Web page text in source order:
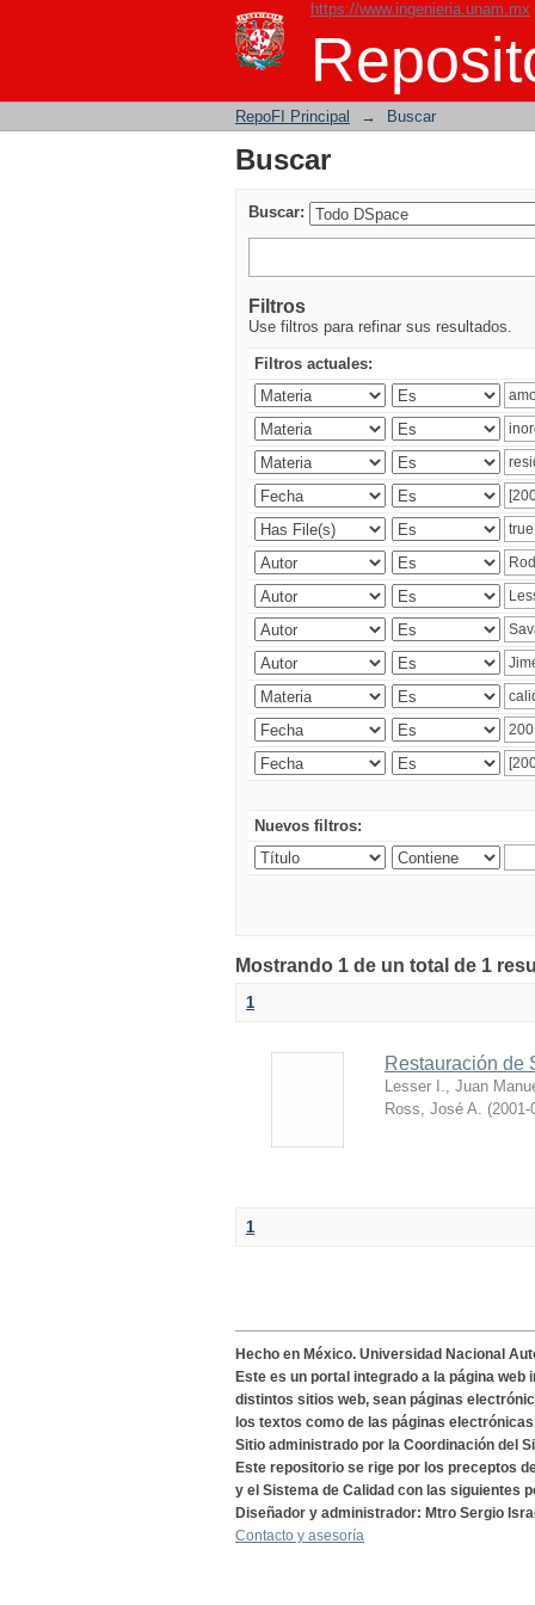
https://www.ingenieria.unam.mx
Buscar
RepoFI Principal → Buscar
Buscar
Buscar:
Filtros
Use filtros para refinar sus resultados.
Filtros actuales:
Nuevos filtros:
Mostrando 1 de un total de 1
1
Restauración de
Lesser I., Juan
Ross, José A. (2001-
1
Hecho en México. Universidad Nacional
Este es un portal integrado a la página
distintos sitios web, sean páginas
los textos como de las páginas
Sitio administrado por la Coordinación del
Este repositorio se rige por los preceptos
y el Sistema de Calidad con las siguientes
Diseñador y administrador: Mtro Sergio
Contacto y asesoría